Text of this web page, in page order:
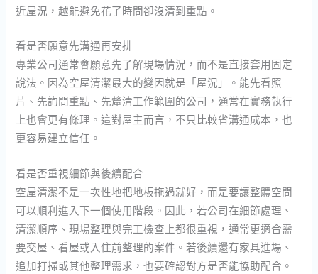
近屋況，越能避免花了時間卻沒清到重點。
看是否願意先溝通再安排
專業公司通常會願意先了解現場情況，而不是直接套用固定
說法。因為空屋清潔最大的變因就是「屋況」。能先看照
片、先詢問重點、先釐清工作範圍的公司，通常在實務執行
上也會更有條理。這對屋主而言，不只比較省溝通成本，也
更容易建立信任。
看是否重視細節與後續配合
空屋清潔不是一次性地把地板拖過就好，而是要讓整體空間
可以順利進入下一個使用階段。因此，若公司在細節處理、
清潔順序、現場整理與完工檢查上都很重視，通常更適合需
要交屋、看屋或入住前整理的案件。若後續還有家具進場、
追加打掃或其他整理需求，也要確認對方是否能協助配合。